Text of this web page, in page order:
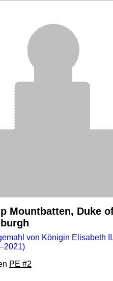
Mountbatten, Duke
von Königin Elisabeth II.
PE #2